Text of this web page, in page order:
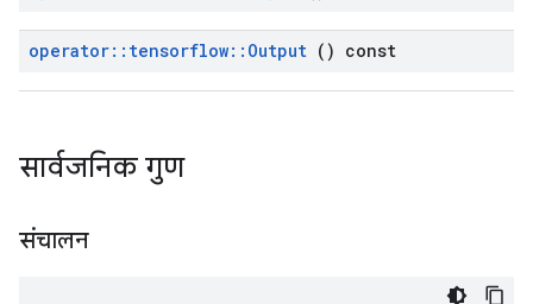
operator:: tensorflow:: Output () const
सार्वजनिक गुण
संचालन